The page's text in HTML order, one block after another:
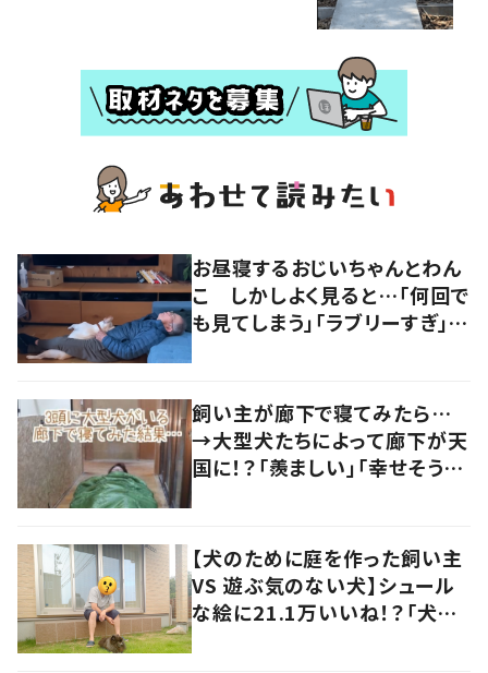
お昼寝するおじいちゃんとわん
こ しかしよく見ると…「何回で
も見てしまう」「ラブリーすぎ」の
飼い主が廊下で寝てみたら…
→大型犬たちによって廊下が天
国に！？「羨ましい」「幸せそう」
【犬のために庭を作った飼い主
VS 遊ぶ気のない犬】シュール
な絵に21.1万いいね！？「犬の